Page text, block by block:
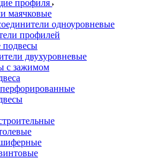
профиля
маячковые
одноуровневые
профилей
двухуровневые
с зажимом